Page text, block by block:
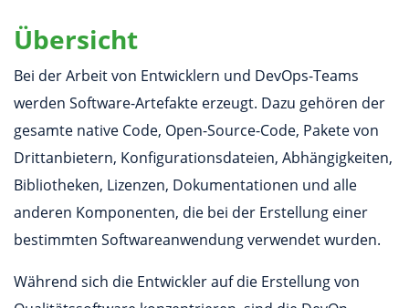
Übersicht
Bei der Arbeit von Entwicklern und DevOps-Teams
werden Software-Artefakte erzeugt. Dazu gehören der
gesamte native Code, Open-Source-Code, Pakete von
Drittanbietern, Konfigurationsdateien, Abhängigkeiten,
Bibliotheken, Lizenzen, Dokumentationen und alle
anderen Komponenten, die bei der Erstellung einer
bestimmten Softwareanwendung verwendet wurden.
Während sich die Entwickler auf die Erstellung von